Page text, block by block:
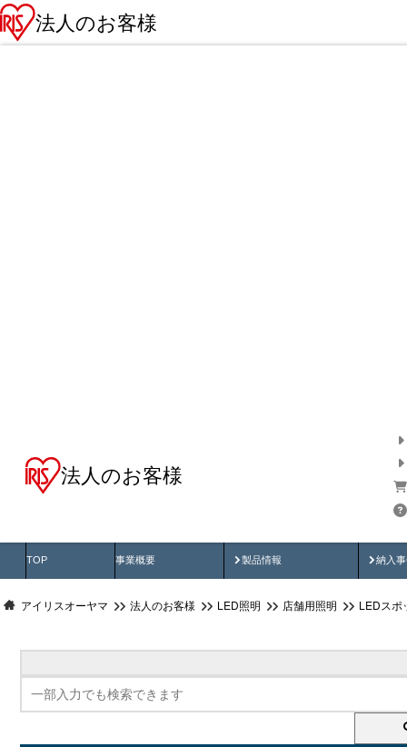
法人のお客様
法人のお客様
TOP 事業概要 製品情報
製品動画 納入
納
アイリスオーヤマ 法人のお客様 LED照明 店舗用照明 LEDスポ